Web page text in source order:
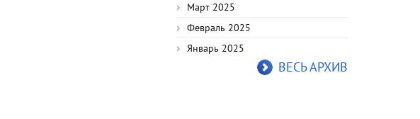
Март 2025
Февраль 2025
Январь 2025
ВЕСЬ АРХИВ